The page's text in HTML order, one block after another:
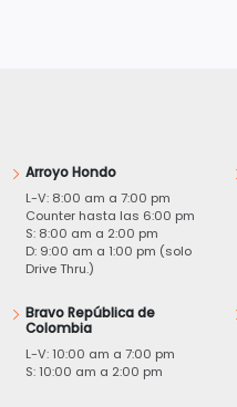
Arroyo Hondo
L-V: 8:00 am a 7:00 pm
Counter hasta las 6:00 pm
S: 8:00 am a 2:00 pm
D: 9:00 am a 1:00 pm (solo
Drive Thru.)
Bravo República de
Colombia
L-V: 10:00 am a 7:00 pm
S: 10:00 am a 2:00 pm